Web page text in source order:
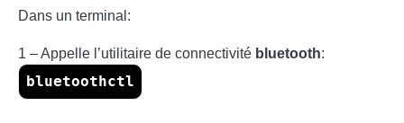
Dans un terminal:
1 – Appelle l’utilitaire de connectivité bluetooth:
bluetoothctl